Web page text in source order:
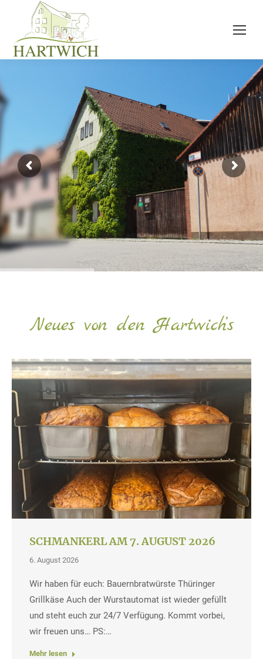
Neues von den Hartwich’s
SCHMANKERL AM 7. AUGUST 2026
6. August 2026
Wir haben für euch: Bauernbratwürste Thüringer
Grillkäse Auch der Wurstautomat ist wieder gefüllt
und steht euch zur 24/7 Verfügung. Kommt vorbei,
wir freuen uns… PS:…
Mehr lesen